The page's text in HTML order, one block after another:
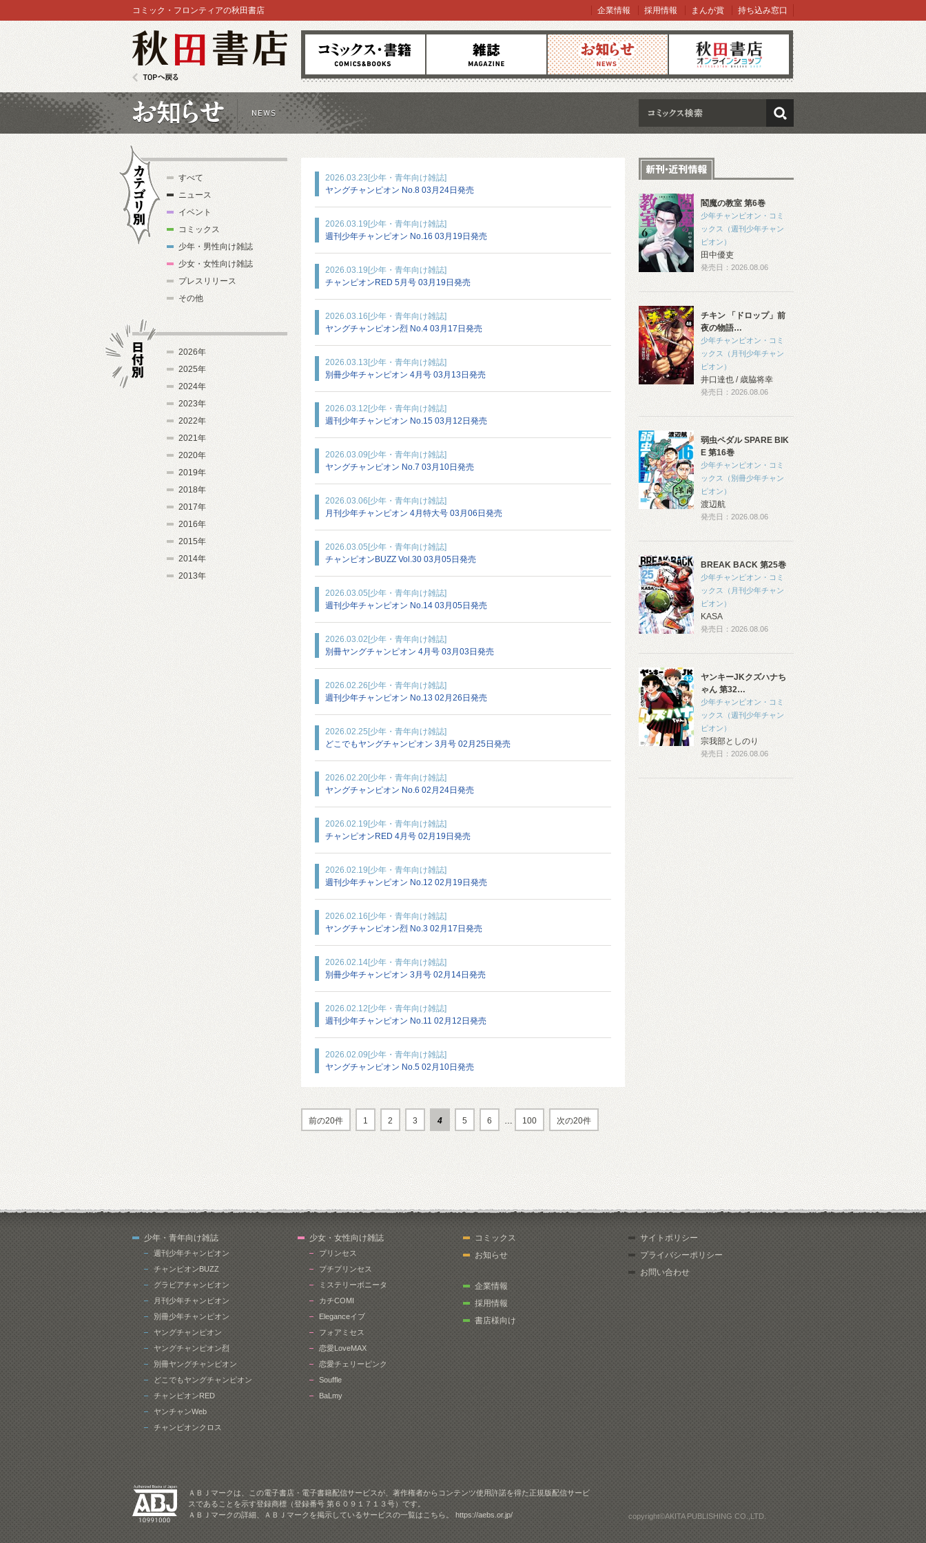
コミックス 雑誌 お知らせ オンラインショップ
コミック・フロンティアの秋田書店 企業情報 採用情報 まんが賞 持ち込み窓口
検索
2026.03.23 [少年・青年向け雑誌]
ヤングチャンピオン No.8 03月24日発売
2026.03.19 [少年・青年向け雑誌]
週刊少年チャンピオン No.16 03月19日発売
2026.03.19 [少年・青年向け雑誌]
チャンピオンRED 5月号 03月19日発売
2026.03.16 [少年・青年向け雑誌]
ヤングチャンピオン烈 No.4 03月17日発売
2026.03.13 [少年・青年向け雑誌]
別冊少年チャンピオン 4月号 03月13日発売
2026.03.12 [少年・青年向け雑誌]
週刊少年チャンピオン No.15 03月12日発売
2026.03.09 [少年・青年向け雑誌]
ヤングチャンピオン No.7 03月10日発売
2026.03.06 [少年・青年向け雑誌]
月刊少年チャンピオン 4月特大号 03月06日発売
2026.03.05 [少年・青年向け雑誌]
チャンピオンBUZZ Vol.30 03月05日発売
2026.03.05 [少年・青年向け雑誌]
週刊少年チャンピオン No.14 03月05日発売
2026.03.02 [少年・青年向け雑誌]
別冊ヤングチャンピオン 4月号 03月03日発売
2026.02.26 [少年・青年向け雑誌]
週刊少年チャンピオン No.13 02月26日発売
2026.02.25 [少年・青年向け雑誌]
どこでもヤングチャンピオン 3月号 02月25日発売
2026.02.20[少年・青年向け雑誌]
ヤングチャンピオン No.6 02月24日発売
2026.02.19 [少年・青年向け雑誌]
チャンピオンRED 4月号 02月19日発売
2026.02.19 [少年・青年向け雑誌]
週刊少年チャンピオン No.12 02月19日発売
2026.02.16 [少年・青年向け雑誌]
ヤングチャンピオン烈 No.3 02月17日発売
2026.02.14[少年・青年向け雑誌]
別冊少年チャンピオン 3月号 02月14日発売
2026.02.12 [少年・青年向け雑誌]
週刊少年チャンピオン No.11 02月12日発売
2026.02.09 [少年・青年向け雑誌]
ヤングチャンピオン No.5 02月10日発売
前の20件 1 2 3 4 5 6 … 100 次の20件
閻魔の教室 第6巻
少年チャンピオン・コミ
ックス（週刊少年チャン
ピオン）
田中優吏
発売日：2026.08.06
チキン 「ドロップ」前
夜の物語…
少年チャンピオン・コミ
ックス（月刊少年チャン
ピオン）
井口達也 / 歳脇将幸
発売日：2026.08.06
弱虫ペダル SPARE BIK
E 第16巻
少年チャンピオン・コミ
ックス（別冊少年チャン
ピオン）
渡辺航
発売日：2026.08.06
BREAK BACK 第25巻
少年チャンピオン・コミ
ックス（月刊少年チャン
ピオン）
KASA
発売日：2026.08.06
ヤンキーJKクズハナち
ゃん 第32…
少年チャンピオン・コミ
ックス（週刊少年チャン
ピオン）
宗我部としのり
発売日：2026.08.06
すべて
ニュース
イベント
コミックス
少年・男性向け雑誌
少女・女性向け雑誌
プレスリリース
その他
2026年
2025年
2024年
2023年
2022年
2021年
2020年
2019年
2018年
2017年
2016年
2015年
2014年
2013年
少年・青年向け雑誌
週刊少年チャンピオン
チャンピオンBUZZ
グラビアチャンピオン
月刊少年チャンピオン
別冊少年チャンピオン
ヤングチャンピオン
ヤングチャンピオン烈
別冊ヤングチャンピオン
どこでもヤングチャンピオン
チャンピオンRED
ヤンチャンWeb
チャンピオンクロス
少女・女性向け雑誌
プリンセス
プチプリンセス
ミステリーボニータ
カチCOMI
Eleganceイブ
フォアミセス
恋愛LoveMAX
恋愛チェリーピンク
Souffle
BaLmy
コミックス
お知らせ
企業情報
採用情報
書店様向け
サイトポリシー
プライバシーポリシー
お問い合わせ
ＡＢＪマークは、この電子書店・電子書籍配信サービスが、著作権者からコンテンツ使用許諾を得た正規版配信サービ
スであることを示す登録商標（登録番号 第６０９１７１３号）です。
ＡＢＪマークの詳細、ＡＢＪマークを掲示しているサービスの一覧はこちら。https://aebs.or.jp/ copyright©AKITA PUBLISHING CO.,LTD.